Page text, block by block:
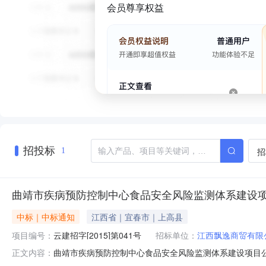
会员尊享权益
招投标 1
曲靖市疾病预防控制中心食品安全风险监测体系建设
中标｜中标通知
江西省｜宜春市｜上高县
项目编号： 云建招字[2015]第041号 招标单位： 江西飘逸商贸有限
正文内容： 曲靖市疾病预防控制中心食品安全风险监测体系建设项